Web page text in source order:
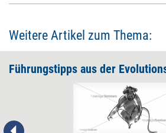
Weitere Artikel zum Thema:
Führungstipps aus der